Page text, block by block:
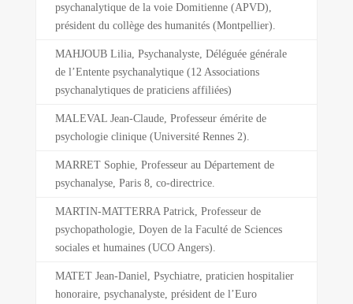
psychanalytique de la voie Domitienne (APVD),
président du collège des humanités (Montpellier).
MAHJOUB Lilia, Psychanalyste, Déléguée générale
de l’Entente psychanalytique (12 Associations
psychanalytiques de praticiens affiliées)
MALEVAL Jean-Claude, Professeur émérite de
psychologie clinique (Université Rennes 2).
MARRET Sophie, Professeur au Département de
psychanalyse, Paris 8, co-directrice.
MARTIN-MATTERRA Patrick, Professeur de
psychopathologie, Doyen de la Faculté de Sciences
sociales et humaines (UCO Angers).
MATET Jean-Daniel, Psychiatre, praticien hospitalier
honoraire, psychanalyste, président de l’Euro